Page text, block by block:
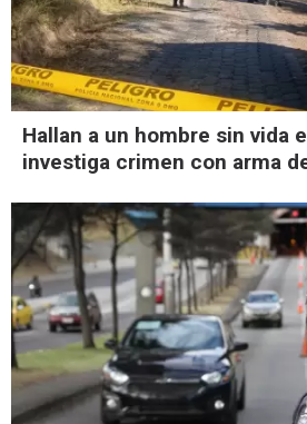
Hallan a un hombre sin vida
investiga crimen con arma